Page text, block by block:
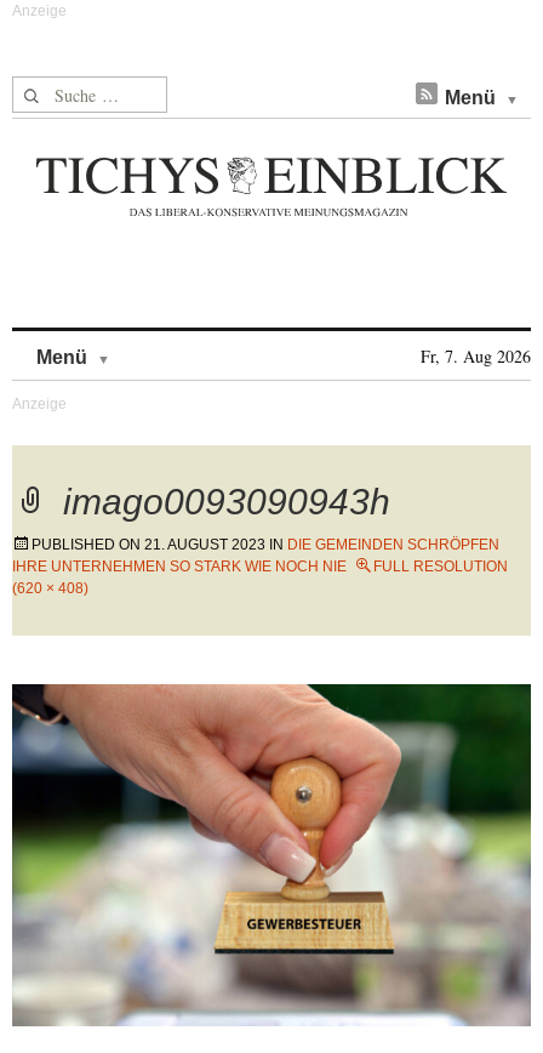
Suche nach: Menü
Menü Fr, 7. Aug 2026
imago0093090943h
PUBLISHED ON 21. AUGUST 2023 IN DIE GEMEINDEN SCHRÖPFEN
IHRE UNTERNEHMEN SO STARK WIE NOCH NIE
FULL RESOLUTION
(620 × 408)